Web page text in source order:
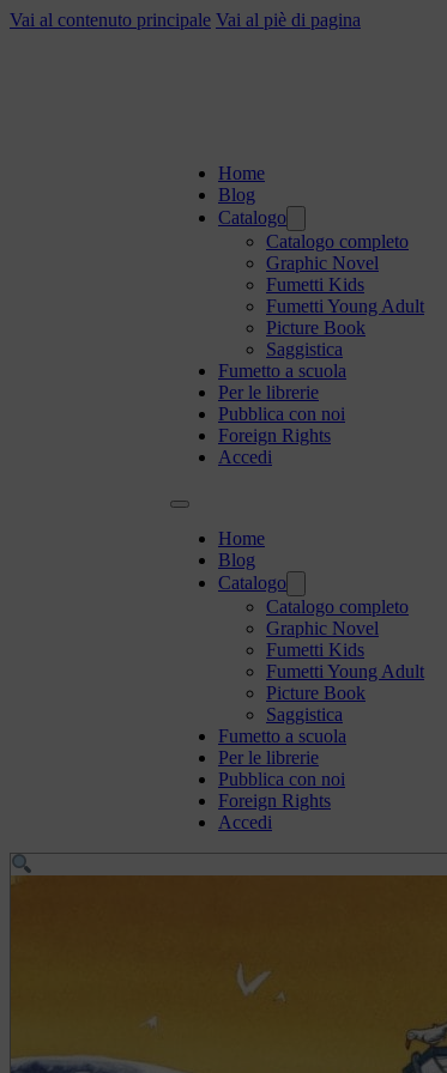
Vai al contenuto principale Vai al piè di pagina
Home
Blog
Catalogo
Catalogo completo
Graphic Novel
Fumetti Kids
Fumetti Young Adult
Picture Book
Saggistica
Fumetto a scuola
Per le librerie
Pubblica con noi
Foreign Rights
Accedi
Home
Blog
Catalogo
Catalogo completo
Graphic Novel
Fumetti Kids
Fumetti Young Adult
Picture Book
Saggistica
Fumetto a scuola
Per le librerie
Pubblica con noi
Foreign Rights
Accedi